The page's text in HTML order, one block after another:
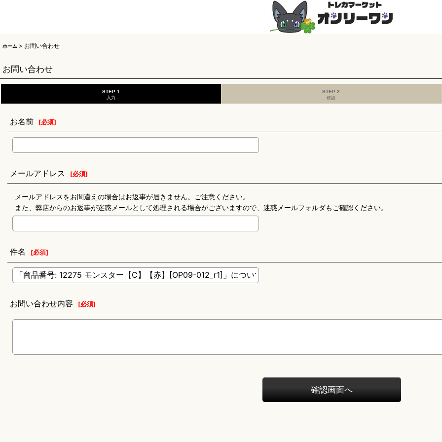
ホーム > お問い合わせ
お問い合わせ
STEP 1
入力
STEP 2
確認
お名前 [必須]
メールアドレス [必須]
メールアドレスをお間違えの場合はお返事が届きません。ご注意ください。
また、弊店からのお返事が迷惑メールとして処理される場合がございますので、迷惑メールフォルダもご確認ください。
件名 [必須]
お問い合わせ内容 [必須]
確認画面へ